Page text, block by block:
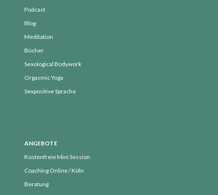
Podcast
Blog
Meditation
Bücher
Sexological Bodywork
Orgasmic Yoga
Sexpositive Sprache
ANGEBOTE
Kostenfreie Mini Session
Coaching Online / Köln
Beratung